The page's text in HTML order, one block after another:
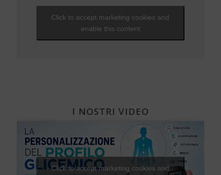
Viaggi e vacanze
Visite ed esami
NEWS - 2010
NEWS - 2009
Che fantastica storia è la vita
Una Vita Su Misura
Diabete, cuore e vasi
Click to accept marketing cookies and
enable this content
I NOSTRI VIDEO
Click to accept marketing cookies and